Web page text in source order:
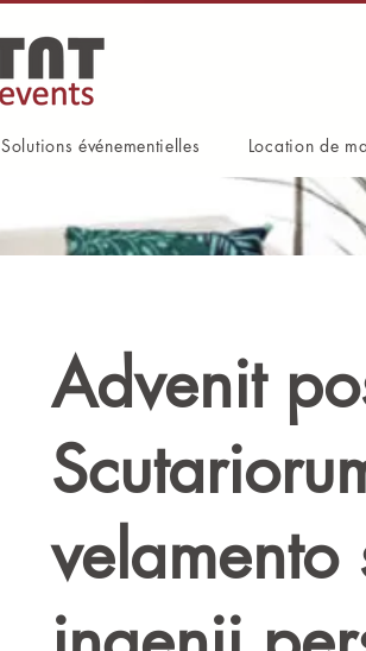
Advenit
velamento
Solutions événementielles Location de